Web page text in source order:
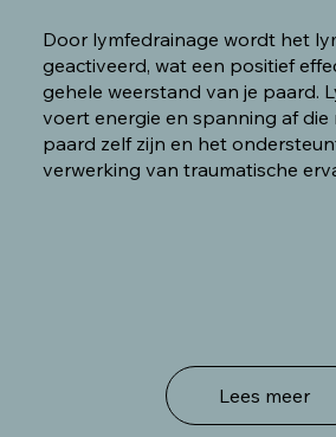
Door lymfedrainage wordt het
geactiveerd, wat een positief
gehele weerstand van je paard.
voert energie en spanning af die
paard zelf zijn en het
verwerking van traumatische
Lees meer